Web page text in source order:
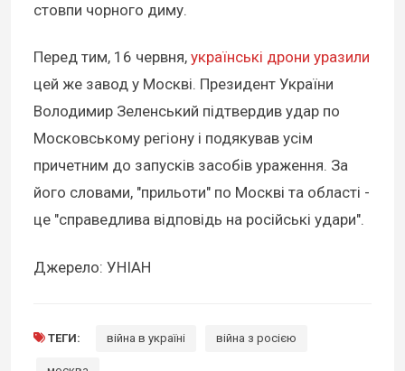
стовпи чорного диму.
Перед тим, 16 червня, українські дрони уразили
цей же завод у Москві. Президент України
Володимир Зеленський підтвердив удар по
Московському регіону і подякував усім
причетним до запусків засобів ураження. За
його словами, "прильоти" по Москві та області -
це "справедлива відповідь на російські удари".
Джерело: УНІАН
ТЕГИ: війна в україні війна з росією